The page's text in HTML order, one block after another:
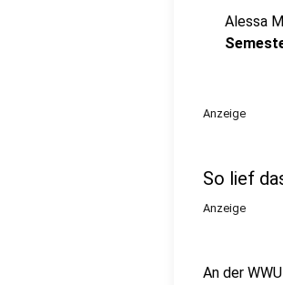
Alessa
Anzeige
So lief
Anzeige
An der